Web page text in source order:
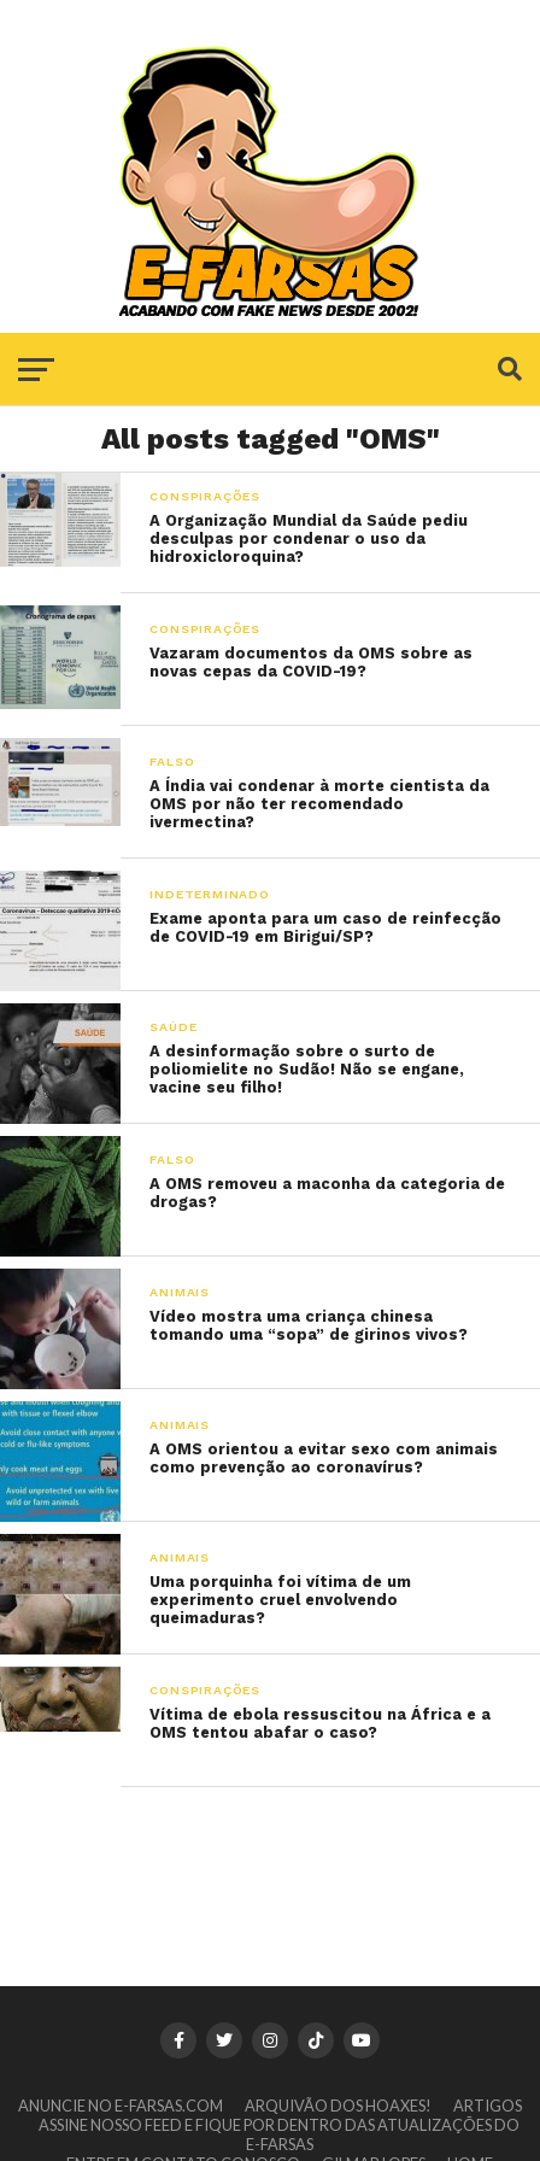
All posts tagged "OMS"
CONSPIRAÇÕES
A Organização Mundial da Saúde pediu
desculpas por condenar o uso da
hidroxicloroquina?
CONSPIRAÇÕES
Vazaram documentos da OMS sobre as
novas cepas da COVID-19?
FALSO
A Índia vai condenar à morte cientista da
OMS por não ter recomendado
ivermectina?
INDETERMINADO
Exame aponta para um caso de reinfecção
de COVID-19 em Birigui/SP?
SAÚDE
A desinformação sobre o surto de
poliomielite no Sudão! Não se engane,
vacine seu filho!
FALSO
A OMS removeu a maconha da categoria de
drogas?
ANIMAIS
Vídeo mostra uma criança chinesa
tomando uma “sopa” de girinos vivos?
ANIMAIS
A OMS orientou a evitar sexo com animais
como prevenção ao coronavírus?
ANIMAIS
Uma porquinha foi vítima de um
experimento cruel envolvendo
queimaduras?
CONSPIRAÇÕES
Vítima de ebola ressuscitou na África e a
OMS tentou abafar o caso?
ANUNCIE NO E-FARSAS.COM ARQUIVÃO DOS HOAXES!
ARTIGOS
ASSINE NOSSO FEED E FIQUE POR DENTRO DAS ATUALIZAÇÕES DO
E-FARSAS